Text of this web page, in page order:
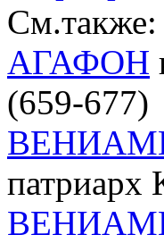
См.также:
АГАФОН
(659-677)
патриарх